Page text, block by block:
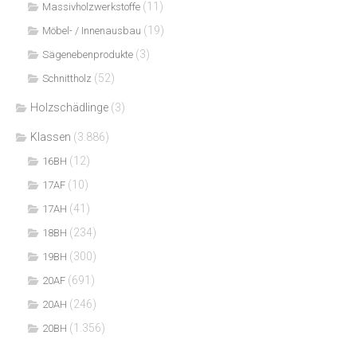
Massivholzwerkstoffe (11)
Möbel- / Innenausbau (19)
Sägenebenprodukte (3)
Schnittholz (52)
Holzschädlinge (3)
Klassen (3.886)
16BH (12)
17AF (10)
17AH (41)
18BH (234)
19BH (300)
20AF (691)
20AH (246)
20BH (1.356)